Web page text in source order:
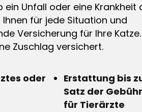
Unfall oder eine Krankheit
für jede Situation und
Versicherung für Ihre Katze.
Zuschlag versichert.
oder
Erstattung bis
Satz der
für Tierärzte